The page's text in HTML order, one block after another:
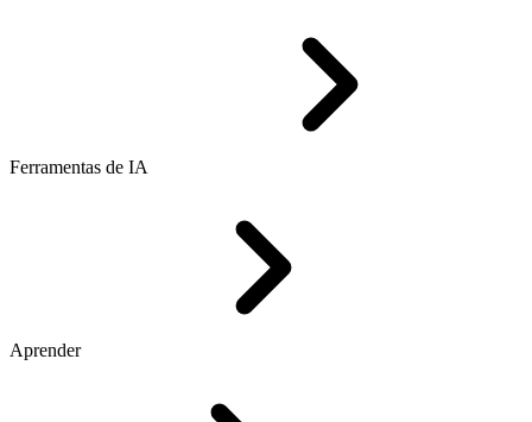
Ferramentas de IA
Aprender